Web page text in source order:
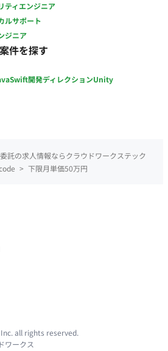
ティエンジニア
ルサポート
ジニア
件を探す
Swift開発ディレクションUnity
託の求人情報ならクラウドワークステック
> 下限月単価50万円
all rights reserved.
ワークス